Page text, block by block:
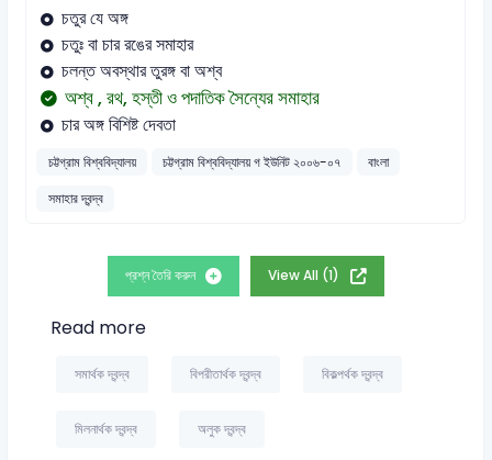
চতুর যে অঙ্গ
চতুঃ বা চার রঙের সমাহার
চলন্ত অবস্থার তুরঙ্গ বা অশ্ব
অশ্ব , রথ, হস্তী ও পদাতিক সৈন্যের সমাহার
চার অঙ্গ বিশিষ্ট দেবতা
চট্টগ্রাম বিশ্ববিদ্যালয় চট্টগ্রাম বিশ্ববিদ্যালয় গ ইউনিট ২০০৬-০৭
বাংলা
সমাহার দ্বন্দ্ব
প্রশ্ন তৈরি করুন View All (1)
Read more
সমার্থক দ্বন্দ্ব বিপরীতার্থক দ্বন্দ্ব বিকল্পর্থক দ্বন্দ্ব
মিলনার্থক দ্বন্দ্ব অলুক দ্বন্দ্ব